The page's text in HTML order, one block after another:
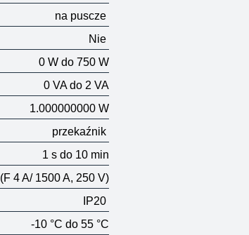
na puscze
Nie
0 W do 750 W
0 VA do 2 VA
1.000000000 W
przekaźnik
1 s do 10 min
(F 4 A/ 1500 A, 250 V)
IP20
-10 °C do 55 °C